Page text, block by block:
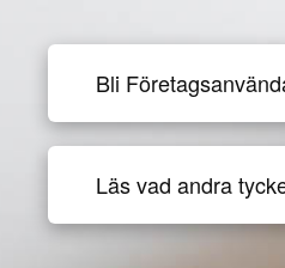
Bli
Läs vad andra